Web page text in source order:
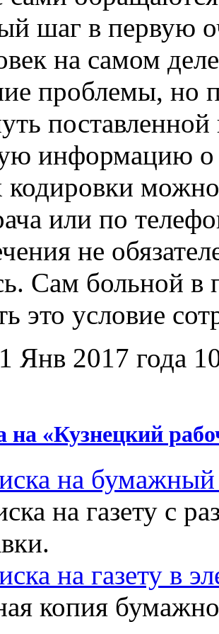
шаг в первую
на самом
проблемы, но
информацию о
кодировки
или по
не
Сам больной в
это условие
Янв 2017 года
на «Кузнецкий
на бумажный
на газету с
на газету в
копия